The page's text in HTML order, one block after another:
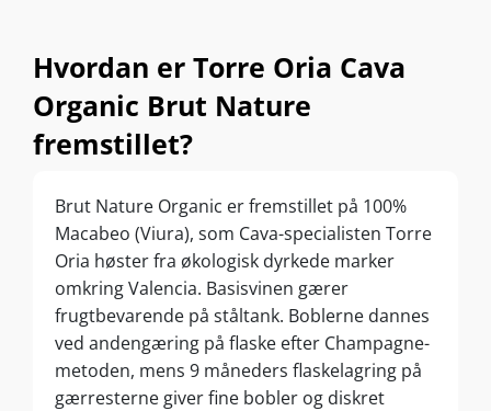
Hvordan er Torre Oria Cava
Organic Brut Nature
fremstillet?
Brut Nature Organic er fremstillet på 100%
Macabeo (Viura), som Cava-specialisten Torre
Oria høster fra økologisk dyrkede marker
omkring Valencia. Basisvinen gærer
frugtbevarende på ståltank. Boblerne dannes
ved andengæring på flaske efter Champagne-
metoden, mens 9 måneders flaskelagring på
gærresterne giver fine bobler og diskret